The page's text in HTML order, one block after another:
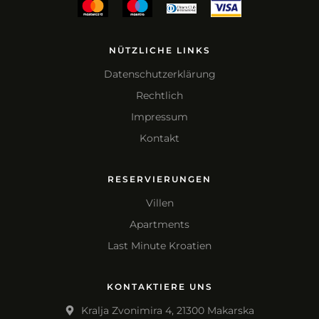
NÜTZLICHE LINKS
Datenschutzerklärung
Rechtlich
Impressum
Kontakt
RESERVIERUNGEN
Villen
Apartments
Last Minute Kroatien
KONTAKTIERE UNS
Kralja Zvonimira 4, 21300 Makarska